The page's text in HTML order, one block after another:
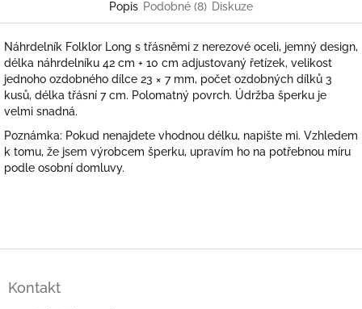
Popis Podobné (8) Diskuze
Náhrdelník Folklor Long s třásněmi z nerezové oceli, jemný design,
délka náhrdelníku 42 cm + 10 cm adjustovaný řetízek, velikost
jednoho ozdobného dílce 23 × 7 mm, počet ozdobných dílků 3
kusů, délka třásní 7 cm. Polomatný povrch. Údržba šperku je
velmi snadná.
Poznámka: Pokud nenajdete vhodnou délku, napište mi. Vzhledem
k tomu, že jsem výrobcem šperku, upravím ho na potřebnou míru
podle osobní domluvy.
Kontakt